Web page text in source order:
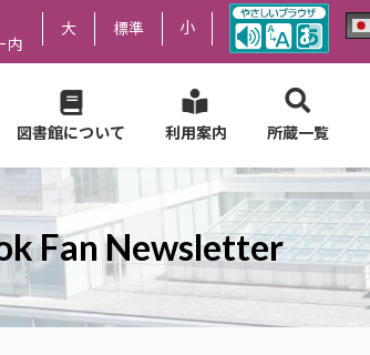
内
大 標準 小
図書館について 利用案内 所蔵一覧
Fan Newsletter